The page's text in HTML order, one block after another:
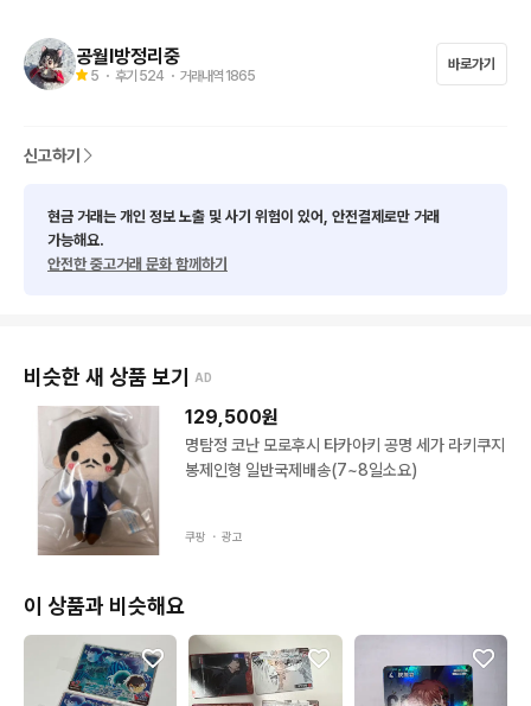
특별한 문의 없을 경우 바로 결제 부탁드립니다 😊
여러 개 구매 시 장바구니 이용 부탁드립니다 🛒
도와드릴게요)
📌 상품 상태 안내
미세한 스크래치같은 하자 등은 개인 기준에 따라 다르게 느껴질
수 있습니다
📌 구매 문의 후 별도 의사 없이 읽씹/잠수, 반복적인 찔러보기 등
은 거래가 어려울 수 있습니다
자세한 공지는 상점소개글 참고 부탁드립니다
공월l방정리중
5 ・ 후기 524 ・ 거래내역 1865
바로가기
신고하기
현금 거래는 개인 정보 노출 및 사기 위험이 있어, 안전결제로만 거래
가능해요.
안전한 중고거래 문화 함께하기
비슷한 새 상품 보기 AD
129,500원
명탐정 코난 모로후시 타카아키 공명 세가 라키쿠지
봉제인형 일반국제배송(7~8일소요)
쿠팡 ・ 광고
이 상품과 비슷해요